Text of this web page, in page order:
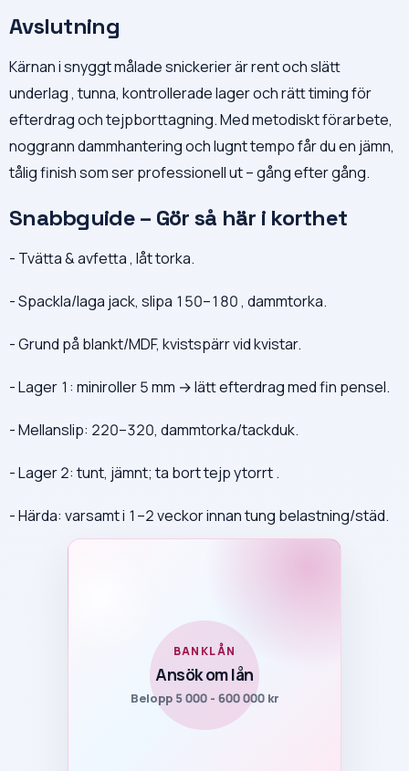
Avslutning
Kärnan i snyggt målade snickerier är rent och slätt
underlag , tunna, kontrollerade lager och rätt timing för
efterdrag och tejpborttagning. Med metodiskt förarbete,
noggrann dammhantering och lugnt tempo får du en jämn,
tålig finish som ser professionell ut – gång efter gång.
Snabbguide – Gör så här i korthet
- Tvätta & avfetta , låt torka.
- Spackla/laga jack, slipa 150–180 , dammtorka.
- Grund på blankt/MDF, kvistspärr vid kvistar.
- Lager 1: miniroller 5 mm → lätt efterdrag med fin pensel.
- Mellanslip: 220–320, dammtorka/tackduk.
- Lager 2: tunt, jämnt; ta bort tejp ytorrt .
- Härda: varsamt i 1–2 veckor innan tung belastning/städ.
BANKLÅN
Ansök om lån
Belopp 5 000 - 600 000 kr